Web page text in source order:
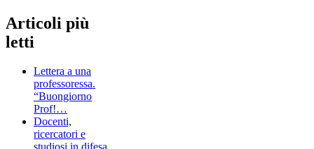
Articoli più
letti
Lettera a una
professoressa.
“Buongiorno
Prof!…
Docenti,
ricercatori e